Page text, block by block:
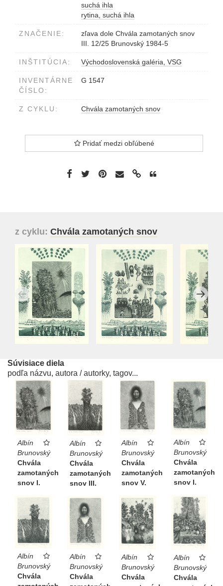
suchá ihla
rytina, suchá ihla
ZNAČENIE:
zľava dole Chvála zamotaných snov
III. 12/25 Brunovský 1984-5
INŠTITÚCIA: Východoslovenská galéria, VSG
INVENTÁRNE
ČÍSLO:
G 1547
Z CYKLU: Chvála zamotaných snov
Pridať medzi obľúbené
z cyklu: Chvála zamotaných snov
Súvisiace diela
podľa názvu, autora / autorky, tagov...
Albín
Brunovský
Chvála
zamotaných
snov I.
Albín
Brunovský
Chvála
zamotaných
snov III.
Albín
Brunovský
Chvála
zamotaných
snov V.
Albín
Brunovský
Chvála
zamotaných
snov I.
Albín
Brunovský
Chvála
Albín
Brunovský
Chvála
Albín
Brunovský
Chvála
Albín
Brunovský
Chvála